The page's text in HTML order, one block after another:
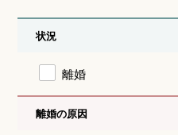
状況
離婚
離婚の原因